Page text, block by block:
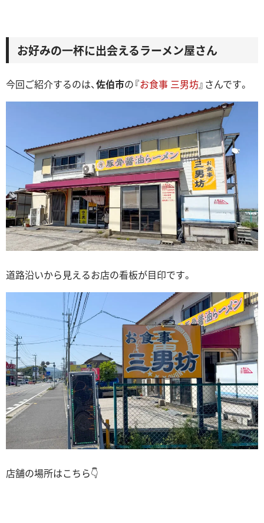
お好みの一杯に出会えるラーメン屋さん
今回ご紹介するのは、佐伯市の『お食事 三男坊』さんです。
道路沿いから見えるお店の看板が目印です。
店舗の場所はこちら👇